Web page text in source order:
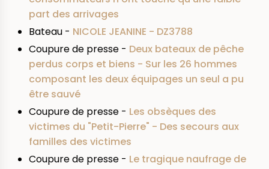
part des arrivages
Bateau - NICOLE JEANINE - DZ3788
Coupure de presse - Deux bateaux de pêche
perdus corps et biens - Sur les 26 hommes
composant les deux équipages un seul a pu
être sauvé
Coupure de presse - Les obsèques des
victimes du "Petit-Pierre" - Des secours aux
familles des victimes
Coupure de presse - Le tragique naufrage de